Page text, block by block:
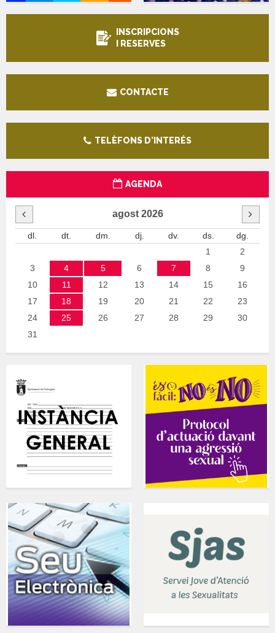
INSCRIPCIONS
I RESERVES
CONTACTE
TELÈFONS D'INTERÉS
AGENDA
agost 2026
dl. dt. dm. dj. dv. ds.
dg.
1
2
3
4 5 6 7 8
9
10
11 12 13 14 15
16
17
18 19 20 21 22
23
24
25 26 27 28 29
30
31